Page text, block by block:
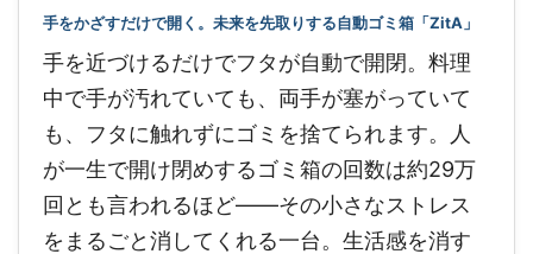
手をかざすだけで開く。未来を先取りする自動ゴミ箱「ZitA」
手を近づけるだけでフタが自動で開閉。料理
中で手が汚れていても、両手が塞がっていて
も、フタに触れずにゴミを捨てられます。人
が一生で開け閉めするゴミ箱の回数は約29万
回とも言われるほど——その小さなストレス
をまるごと消してくれる一台。生活感を消す